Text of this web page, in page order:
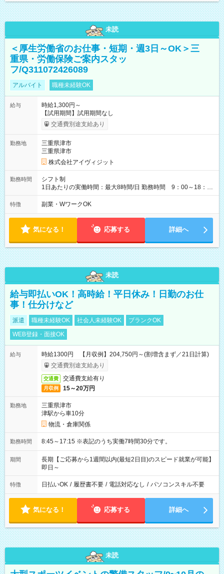
未読
＜厚生労働省のお仕事・短期・週3日～OK＞三
重県・労働保険ご案内スタッ
フ/Q311072426089
アルバイト 職種未経験OK
給与
時給1,300円～
【試用期間】試用期間なし
交通費別途支給あり
勤務地
三重県津市
三重県津市
株式会社アイヴィジット
勤務時間
シフト制
1日あたりの実働時間：最大8時間/日 勤務時間 9：00～18：
00(実働8h、休憩1h) 土日祝含む週3日～OK、シフト制 ※もちろ
ん週5日勤務もOK♪ 勤務期間：2026年8月12日～9月9日※リスト
特徴 副業・WワークOK
気になる！ 応募する 詳細へ
未読
給与即払いOK！高時給！平日休み！日勤のお仕
事！仕分けなど
派遣 職種未経験OK 社会人未経験OK
ブランクOK
WEB登録・面接OK
給与
時給1300円 【月収例】204,750円～(割増含まず／21日計算)
交通費別途支給あり
交通費 交通費支給有り
月収例 15～20万円
勤務地
三重県津市
津駅から車10分
物流・倉庫関係
勤務時間 8:45～17:15 ※表記のうち実働7時間30分です。
期間
長期【ご応募から1週間以内(最短2日目)のスピード就業が可能】
即日～
特徴 日払いOK / 履歴書不要 / 電話対応なし / パソコンスキル不要
気になる！ 応募する 詳細へ
未読